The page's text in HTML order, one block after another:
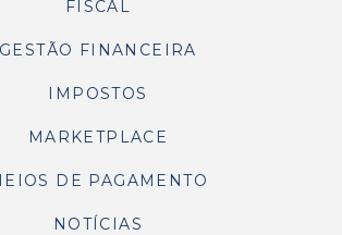
FISCAL
GESTÃO FINANCEIRA
IMPOSTOS
MARKETPLACE
DE PAGAMENTO
NOTÍCIAS